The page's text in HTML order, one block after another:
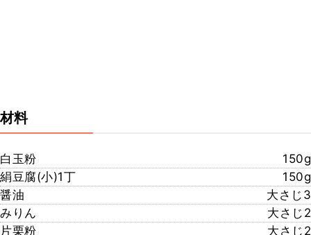
材料
白玉粉
150g
絹豆腐(小)1丁
150g
醤油
大さじ3
みりん
大さじ2
片栗粉
大さじ2